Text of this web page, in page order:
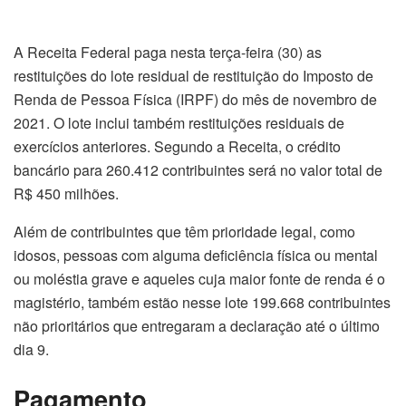
A Receita Federal paga nesta terça-feira (30) as
restituições do lote residual de restituição do Imposto de
Renda de Pessoa Física (IRPF) do mês de novembro de
2021. O lote inclui também restituições residuais de
exercícios anteriores. Segundo a Receita, o crédito
bancário para 260.412 contribuintes será no valor total de
R$ 450 milhões.
Além de contribuintes que têm prioridade legal, como
idosos, pessoas com alguma deficiência física ou mental
ou moléstia grave e aqueles cuja maior fonte de renda é o
magistério, também estão nesse lote 199.668 contribuintes
não prioritários que entregaram a declaração até o último
dia 9.
Pagamento